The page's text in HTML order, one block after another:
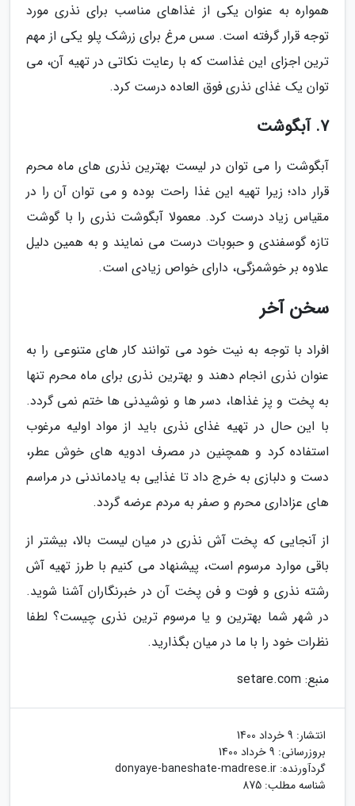
همواره به عنوان یکی از غذاهای مناسب برای نذری مورد
توجه قرار گرفته است. سس مرغ برای زرشک پلو یکی از مهم
ترین اجزای این غذاست که با رعایت نکاتی در تهیه آن، می
توان یک غذای نذری فوق العاده درست کرد.
7. آبگوشت
آبگوشت را می توان در لیست بهترین نذری های ماه محرم
قرار داد؛ زیرا تهیه این غذا راحت بوده و می توان آن را در
مقیاس زیاد درست کرد. معمولا آبگوشت نذری را با گوشت
تازه گوسفندی و حبوبات درست می نمایند و به همین دلیل
علاوه بر خوشمزگی، دارای خواص زیادی است.
سخن آخر
افراد با توجه به نیت خود می توانند کار های متنوعی را به
عنوان نذری انجام دهند و بهترین نذری برای ماه محرم تنها
به پخت و پز غذاها، دسر ها و نوشیدنی ها ختم نمی گردد.
با این حال در تهیه غذای نذری باید از مواد اولیه مرغوب
استفاده کرد و همچنین در مصرف ادویه های خوش عطر،
دست و دلبازی به خرج داد تا غذایی به یادماندنی در مراسم
های عزاداری محرم و صفر به مردم عرضه گردد.
از آنجایی که پخت آش نذری در میان لیست بالا، بیشتر از
باقی موارد مرسوم است، پیشنهاد می کنیم با طرز تهیه آش
رشته نذری و فوت و فن پخت آن در خبرنگاران آشنا شوید.
در شهر شما بهترین و یا مرسوم ترین نذری چیست؟ لطفا
نظرات خود را با ما در میان بگذارید.
منبع: setare.com
انتشار: 9 خرداد 1400
بروزرسانی: 9 خرداد 1400
گردآورنده: donyaye-baneshate-madrese.ir
شناسه مطلب: 875